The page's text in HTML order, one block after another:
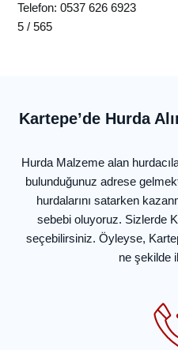
Telefon:0537 626 6923
5 /565
Kartepe’de Hurda
Hurda Malzeme alan
bulunduğunuz adrese
hurdalarını satarken
sebebi oluyoruz. Sizlerde
seçebilirsiniz. Öyleyse,
ne şekilde